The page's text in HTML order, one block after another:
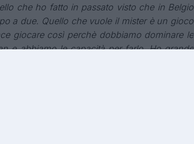
che ho fatto in passato visto che in Belgio
a due. Quello che vuole il mister è un gioco
giocare così perchè dobbiamo dominare le
e abbiamo le capacità per farlo. Ho grande